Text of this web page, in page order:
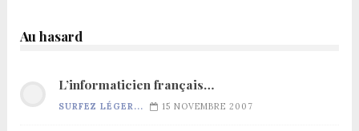
Au hasard
L’informaticien français…
SURFEZ LÉGER... 15 NOVEMBRE 2007